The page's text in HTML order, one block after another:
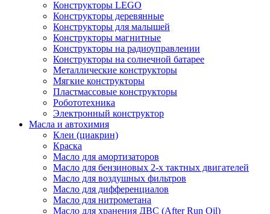
Конструкторы LEGO
Конструкторы деревянные
Конструкторы для малышей
Конструкторы магнитные
Конструкторы на радиоуправлении
Конструкторы на солнечной батарее
Металлические конструкторы
Мягкие конструкторы
Пластмассовые конструкторы
Робототехника
Электронный конструктор
Масла и автохимия
Клеи (циакрин)
Краска
Масло для амортизаторов
Масло для бензиновых 2-х тактных двигателей
Масло для воздушных фильтров
Масло для дифференциалов
Масло для нитрометана
Масло для хранения ДВС (After Run Oil)